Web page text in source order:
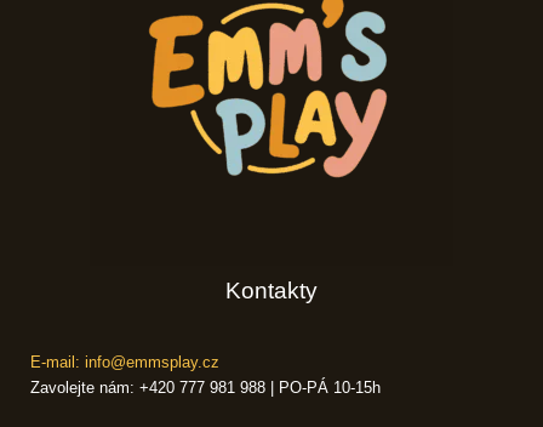
Kontakty
E-mail: info@emmsplay.cz
Zavolejte nám: +420 777 981 988 | PO-PÁ 10-15h